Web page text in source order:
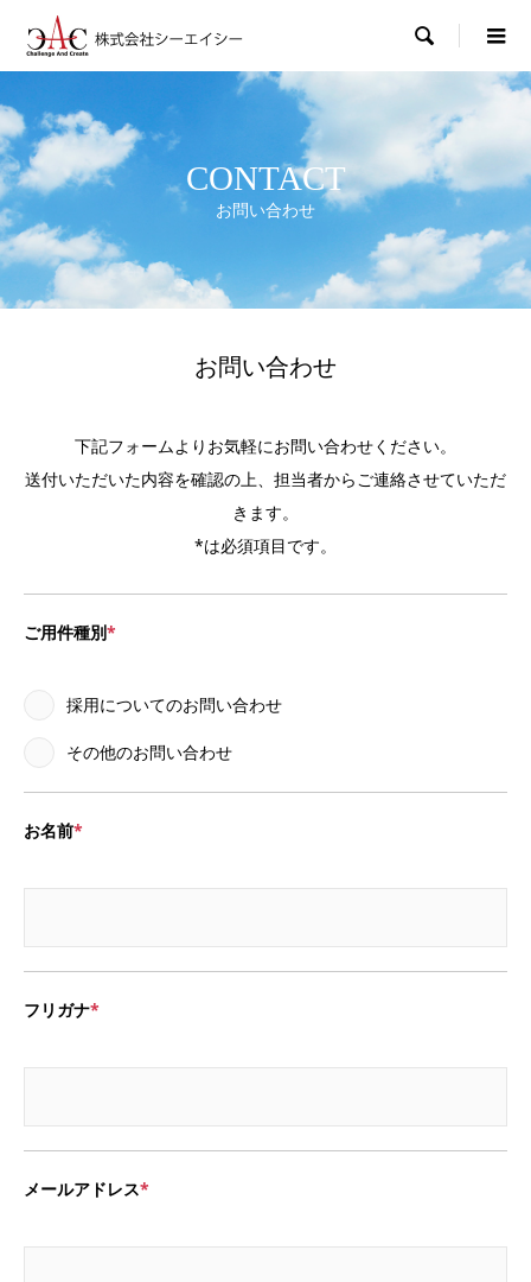

CONTACT
お問い合わせ
お問い合わせ
下記フォームよりお気軽にお問い合わせください。
送付いただいた内容を確認の上、担当者からご連絡させていただ
きます。
*は必須項目です。
ご用件種別
採用についてのお問い合わせ
その他のお問い合わせ
お名前
フリガナ
メールアドレス